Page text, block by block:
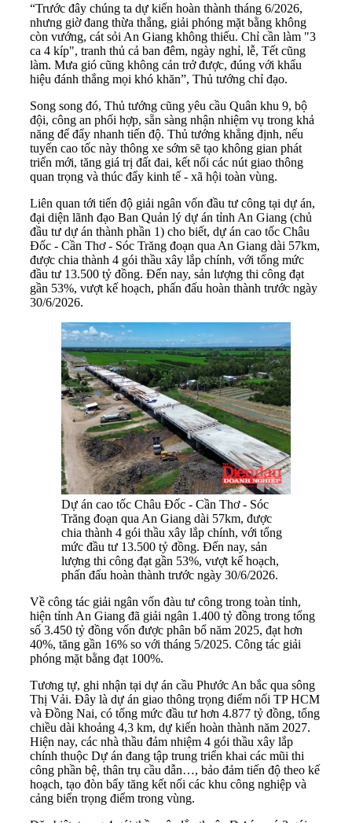
“Trước đây chúng ta dự kiến hoàn thành tháng 6/2026,
nhưng giờ đang thừa thắng, giải phóng mặt bằng không
còn vướng, cát sỏi An Giang không thiếu. Chỉ cần làm "3
ca 4 kíp", tranh thủ cả ban đêm, ngày nghỉ, lễ, Tết cũng
làm. Mưa gió cũng không cản trở được, đúng với khẩu
hiệu đánh thắng mọi khó khăn”, Thủ tướng chỉ đạo.
Song song đó, Thủ tướng cũng yêu cầu Quân khu 9, bộ
đội, công an phối hợp, sẵn sàng nhận nhiệm vụ trong khả
năng để đẩy nhanh tiến độ. Thủ tướng khẳng định, nếu
tuyến cao tốc này thông xe sớm sẽ tạo không gian phát
triển mới, tăng giá trị đất đai, kết nối các nút giao thông
quan trọng và thúc đẩy kinh tế - xã hội toàn vùng.
Liên quan tới tiến độ giải ngân vốn đầu tư công tại dự án,
đại diện lãnh đạo Ban Quản lý dự án tỉnh An Giang (chủ
đầu tư dự án thành phần 1) cho biết, dự án cao tốc Châu
Đốc - Cần Thơ - Sóc Trăng đoạn qua An Giang dài 57km,
được chia thành 4 gói thầu xây lắp chính, với tổng mức
đầu tư 13.500 tỷ đồng. Đến nay, sản lượng thi công đạt
gần 53%, vượt kế hoạch, phấn đấu hoàn thành trước ngày
30/6/2026.
Dự án cao tốc Châu Đốc - Cần Thơ - Sóc
Trăng đoạn qua An Giang dài 57km, được
chia thành 4 gói thầu xây lắp chính, với tổng
mức đầu tư 13.500 tỷ đồng. Đến nay, sản
lượng thi công đạt gần 53%, vượt kế hoạch,
phấn đấu hoàn thành trước ngày 30/6/2026.
Về công tác giải ngân vốn đàu tư công trong toàn tỉnh,
hiện tỉnh An Giang đã giải ngân 1.400 tỷ đồng trong tổng
số 3.450 tỷ đồng vốn được phân bổ năm 2025, đạt hơn
40%, tăng gần 16% so với tháng 5/2025. Công tác giải
phóng mặt bằng đạt 100%.
Tương tự, ghi nhận tại dự án cầu Phước An bắc qua sông
Thị Vải. Đây là dự án giao thông trọng điểm nối TP HCM
và Đồng Nai, có tổng mức đầu tư hơn 4.877 tỷ đồng, tổng
chiều dài khoảng 4,3 km, dự kiến hoàn thành năm 2027.
Hiện nay, các nhà thầu đảm nhiệm 4 gói thầu xây lắp
chính thuộc Dự án đang tập trung triển khai các mũi thi
công phần bệ, thân trụ cầu dẫn…, bảo đảm tiến độ theo kế
hoạch, tạo đòn bẩy tăng kết nối các khu công nghiệp và
cảng biển trọng điểm trong vùng.